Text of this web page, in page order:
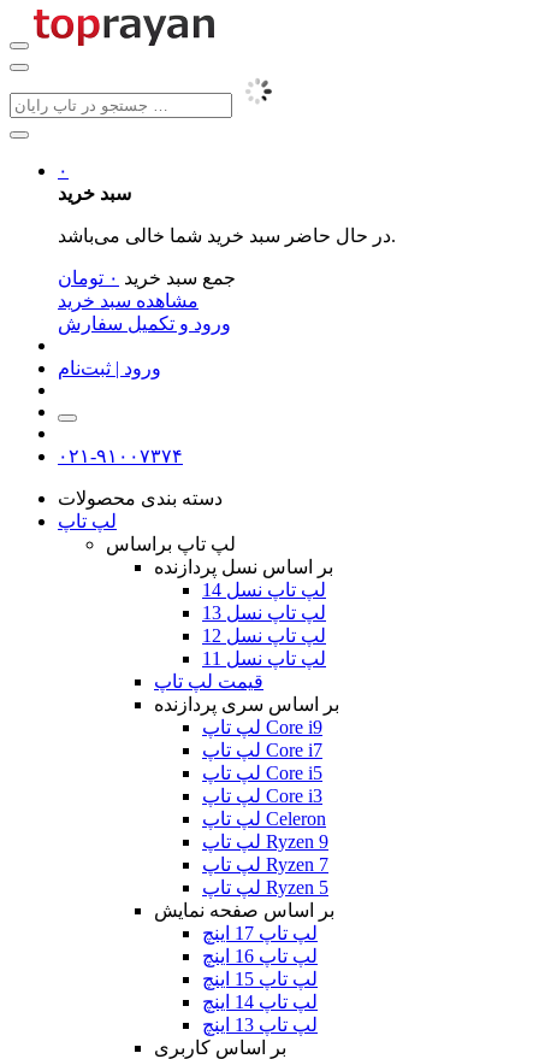
۰
سبد خرید
در حال حاضر سبد خرید شما خالی می‌باشد.
جمع سبد خرید ۰ تومان
مشاهده سبد خرید
ورود و تکمیل سفارش
ورود | ثبت‌نام
۰۲۱-۹۱۰۰۷۳۷۴
دسته بندی محصولات
لپ تاپ
لپ تاپ براساس
بر اساس نسل پردازنده
لپ تاپ نسل 14
لپ تاپ نسل 13
لپ تاپ نسل 12
لپ تاپ نسل 11
قیمت لپ تاپ
بر اساس سری پردازنده
لپ تاپ Core i9
لپ تاپ Core i7
لپ تاپ Core i5
لپ تاپ Core i3
لپ تاپ Celeron
لپ تاپ Ryzen 9
لپ تاپ Ryzen 7
لپ تاپ Ryzen 5
بر اساس صفحه نمایش
لپ تاپ 17 اینچ
لپ تاپ 16 اینچ
لپ تاپ 15 اینچ
لپ تاپ 14 اینچ
لپ تاپ 13 اینچ
بر اساس کاربری